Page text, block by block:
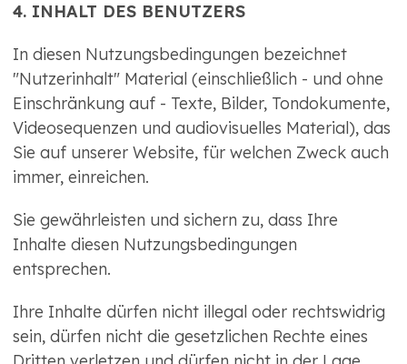
4. INHALT DES BENUTZERS
In diesen Nutzungsbedingungen bezeichnet
"Nutzerinhalt" Material (einschließlich - und ohne
Einschränkung auf - Texte, Bilder, Tondokumente,
Videosequenzen und audiovisuelles Material), das
Sie auf unserer Website, für welchen Zweck auch
immer, einreichen.
Sie gewährleisten und sichern zu, dass Ihre
Inhalte diesen Nutzungsbedingungen
entsprechen.
Ihre Inhalte dürfen nicht illegal oder rechtswidrig
sein, dürfen nicht die gesetzlichen Rechte eines